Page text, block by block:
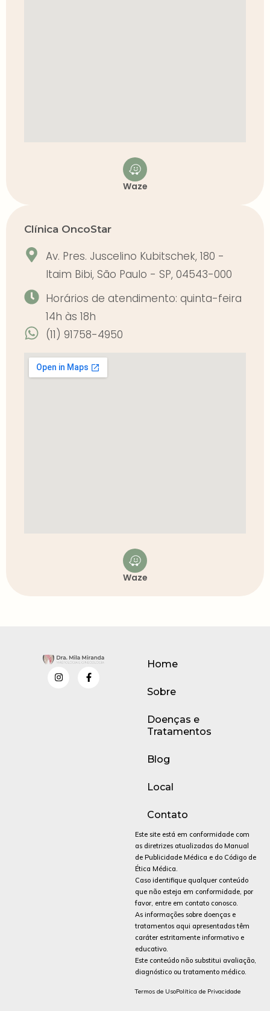
Waze
Clínica OncoStar
Av. Pres. Juscelino Kubitschek, 180 -
Itaim Bibi, São Paulo - SP, 04543-000
Horários de atendimento: quinta-feira
14h às 18h
(11) 91758-4950
Waze
Home
Sobre
Doenças e
Tratamentos
Blog
Local
Contato
Este site está em conformidade com
as diretrizes atualizadas do Manual
de Publicidade Médica e do Código de
Ética Médica.
Caso identifique qualquer conteúdo
que não esteja em conformidade, por
favor, entre em contato conosco.
As informações sobre doenças e
tratamentos aqui apresentadas têm
caráter estritamente informativo e
educativo.
Este conteúdo não substitui avaliação,
diagnóstico ou tratamento médico.
Termos de UsoPolítica de Privacidade